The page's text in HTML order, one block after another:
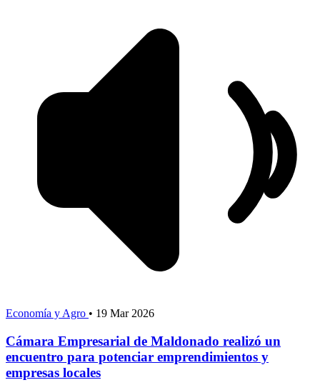
Economía y Agro • 19 Mar 2026
Cámara Empresarial de Maldonado realizó un
encuentro para potenciar emprendimientos y
empresas locales